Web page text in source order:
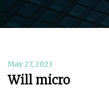
May 27, 2023
Will micro